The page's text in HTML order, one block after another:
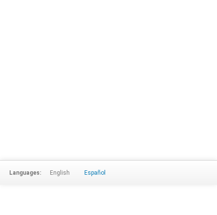
Languages: English Español